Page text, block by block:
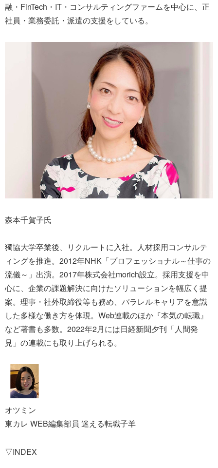
融・FinTech・IT・コンサルティングファームを中心に、正
社員・業務委託・派遣の支援をしている。
森本千賀子氏
獨協大学卒業後、リクルートに入社。人材採用コンサルテ
ィングを推進。2012年NHK「プロフェッショナル～仕事の
流儀～」出演。2017年株式会社morich設立。採用支援を中
心に、企業の課題解決に向けたソリューションを幅広く提
案。理事・社外取締役等も務め、パラレルキャリアを意識
した多様な働き方を体現。Web連載のほか『本気の転職』
など著書も多数。2022年2月には日経新聞夕刊「人間発
見」の連載にも取り上げられる。
オツミン
東カレ WEB編集部員 迷える転職子羊
▽INDEX